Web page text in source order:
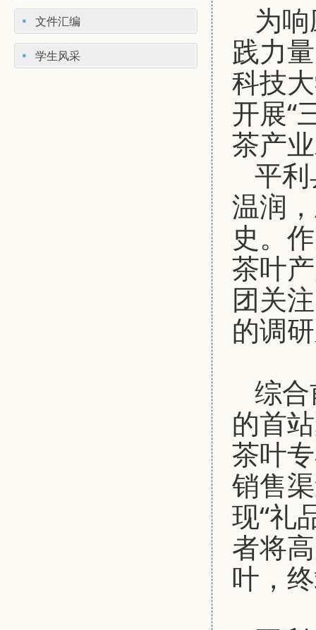
文件汇编
学生风采
为
践力
科技
开展“
茶产
平
温润
史。
茶叶
团关
的调
综
的首
茶叶
销售
现“礼
者将
叶，